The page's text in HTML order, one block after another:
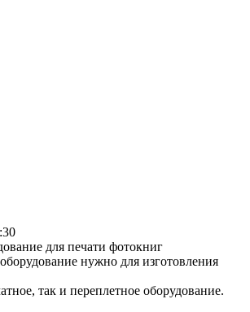
для печати фотокниг
нужно для изготовления
так и переплетное оборудование.